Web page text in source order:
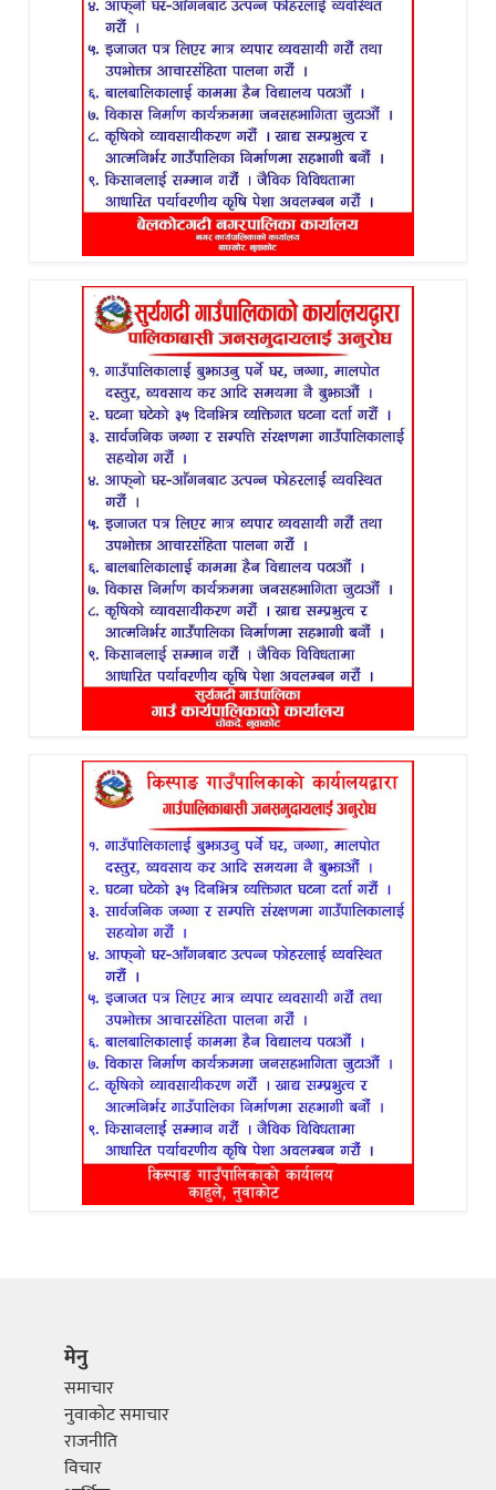
मेनु
समाचार
नुवाकोट समाचार
राजनीति
विचार